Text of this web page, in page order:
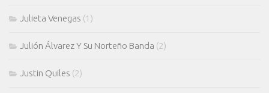
Julieta Venegas (1)
Julión Álvarez Y Su Norteño Banda (2)
Justin Quiles (2)